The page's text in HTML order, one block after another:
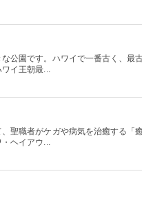
公園です。ハワイで一番古く、最
イ王朝最...
聖職者がケガや病気を治癒する「
ヘイアウ...